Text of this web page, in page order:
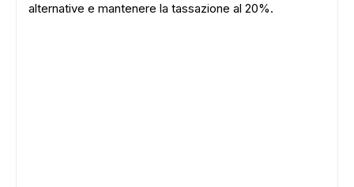
alternative e mantenere la tassazione al 20%.